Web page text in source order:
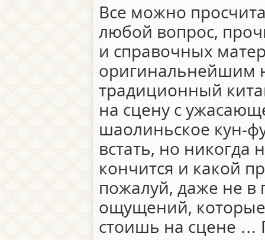
Все можно
любой вопрос,
и справочных
оригинальнейшим
традиционный
на сцену с
шаолиньское кун-
встать, но никогда
кончится и какой
пожалуй, даже не в
ощущений,
стоишь на сцене …